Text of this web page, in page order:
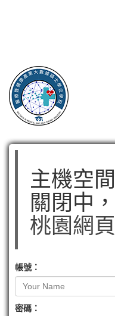
主機空
關閉中
桃園網
帳號：
密碼：